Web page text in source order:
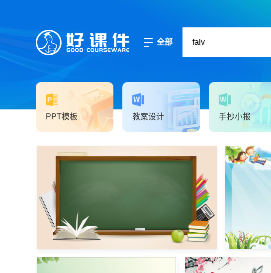
全部
PPT模板 教案设计 手抄小报